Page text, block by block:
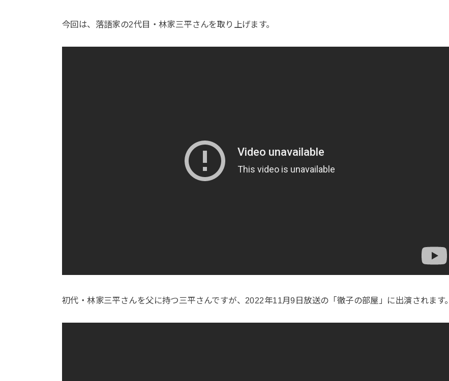
今回は、落語家の2代目・林家三平さんを取り上げます。
初代・林家三平さんを父に持つ三平さんですが、2022年11月9日放送の「徹子の部屋」に出演されます。